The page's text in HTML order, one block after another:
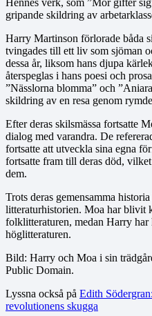
gripande skildring av
Harry Martinson förlorade båda
tvingades till ett liv som sjöman
dessa år, liksom hans djupa
återspeglas i hans poesi och
”Nässlorna blomma” och
skildring av en resa genom
Efter deras skilsmässa fortsatte
dialog med varandra. De
fortsatte att utveckla sina egna
fortsatte fram till deras död,
dem.
Trots deras gemensamma
litteraturhistorien. Moa har blivit
folklitteraturen, medan Harry har
höglitteraturen.
Bild: Harry och Moa i sin
Public Domain.
Lyssna också på Edith
revolutionens skugga